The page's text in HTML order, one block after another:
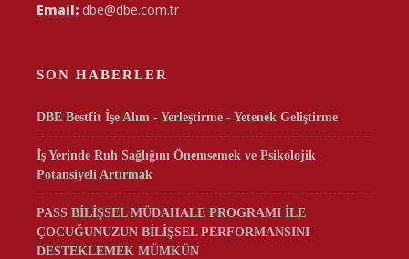
Email: dbe@dbe.com.tr
SON HABERLER
DBE Bestfit İşe Alım - Yerleştirme - Yetenek Geliştirme
İş Yerinde Ruh Sağlığını Önemsemek ve Psikolojik
Potansiyeli Artırmak
PASS BİLİŞSEL MÜDAHALE PROGRAMI İLE
ÇOCUĞUNUZUN BİLİŞSEL PERFORMANSINI
DESTEKLEMEK MÜMKÜN